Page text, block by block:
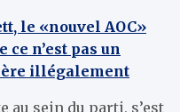
le «nouvel AOC»
ce n’est pas un
illégalement
au sein du parti, s’est